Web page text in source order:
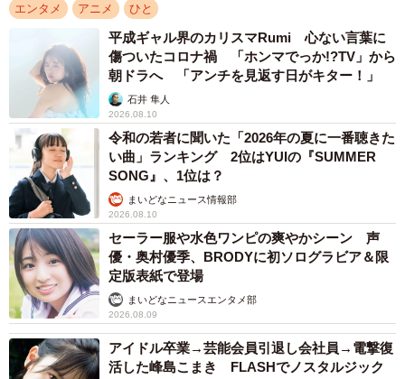
エンタメ アニメ ひと
平成ギャル界のカリスマRumi 心ない言葉に
傷ついたコロナ禍 「ホンマでっか!?TV」から
朝ドラへ 「アンチを見返す日がキター！」
石井 隼人
2026.08.10
令和の若者に聞いた「2026年の夏に一番聴きた
い曲」ランキング 2位はYUIの『SUMMER
SONG』、1位は？
まいどなニュース情報部
2026.08.10
セーラー服や水色ワンピの爽やかシーン 声
優・奥村優季、BRODYに初ソログラビア＆限
定版表紙で登場
まいどなニュースエンタメ部
2026.08.09
アイドル卒業→芸能会員引退し会社員→電撃復
活した峰島こまき FLASHでノスタルジック